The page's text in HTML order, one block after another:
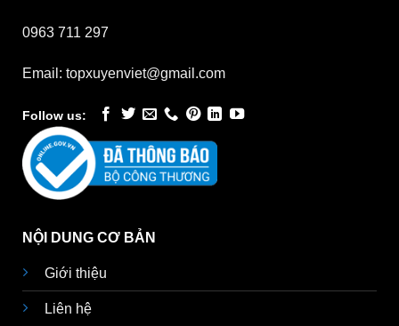
0963 711 297
Email: topxuyenviet@gmail.com
Follow us:
NỘI DUNG CƠ BẢN
Giới thiệu
Liên hệ